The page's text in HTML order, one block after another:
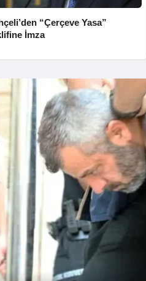
“Çerçeve Yasa”
İmza